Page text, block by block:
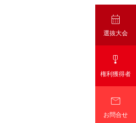

選抜大会

権利獲得者

お問合せ